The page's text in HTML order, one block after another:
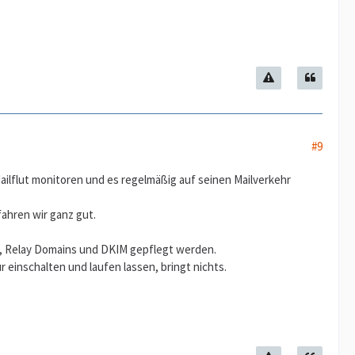
#9
monitoren und es regelmäßig auf seinen Mailverkehr
wir ganz gut.
Domains und DKIM gepflegt werden.
einschalten und laufen lassen, bringt nichts.